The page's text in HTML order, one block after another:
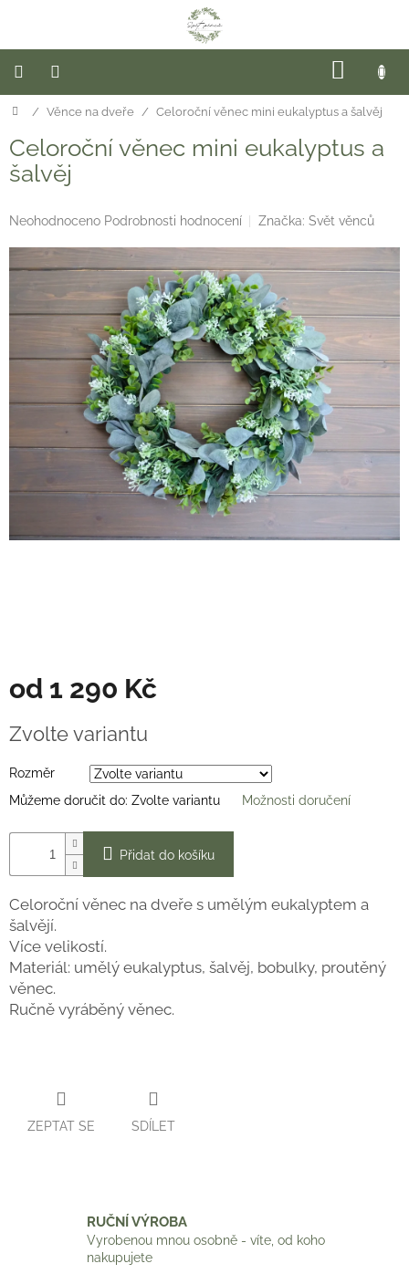
Novinky
Hotové
věnce
dveře
Sezóna
Květinové
stůl
Hodnocení
Vše
mně
Domů
/ Věnce na dveře / Celoroční věnec mini eukalyptus a šalvěj
Celoroční věnec mini eukalyptus a
šalvěj
Průměrné
je
hvězdiček.
Neohodnoceno Podrobnosti hodnocení Značka: Svět věnců
od 1 290 Kč
cena:
Zvolte variantu
Rozměr
Můžeme doručit do: Zvolte variantu Možnosti doručení
Přidat do košíku
Celoroční věnec na dveře s umělým eukalyptem a
šalvějí.
Více velikostí.
Materiál: umělý eukalyptus, šalvěj, bobulky, proutěný
věnec.
Ručně vyráběný věnec.
ZEPTAT SE SDÍLET
RUČNÍ VÝROBA
Vyrobenou mnou osobně - víte, od koho
nakupujete